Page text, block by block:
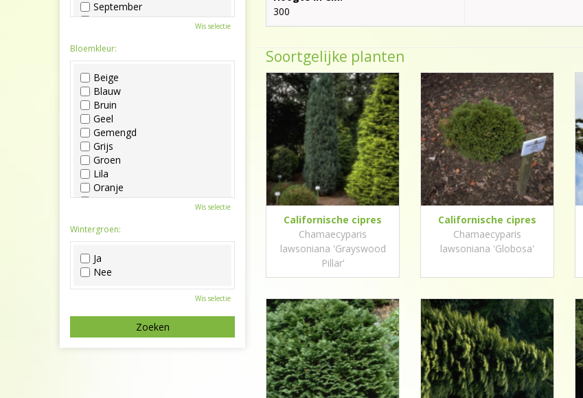
300
Soortgelijke planten
Californische cipres
Chamaecyparis
lawsoniana 'Grayswood
Pillar'
Californische cipres
Chamaecyparis
lawsoniana 'Globosa'
September
Oktober
December
Wis selectie
Bloemkleur:
Beige
Blauw
Bruin
Geel
Gemengd
Grijs
Groen
Lila
Oranje
Paars
Roze
Wit
Zwart
Wis selectie
Wintergroen:
Ja
Nee
Wis selectie